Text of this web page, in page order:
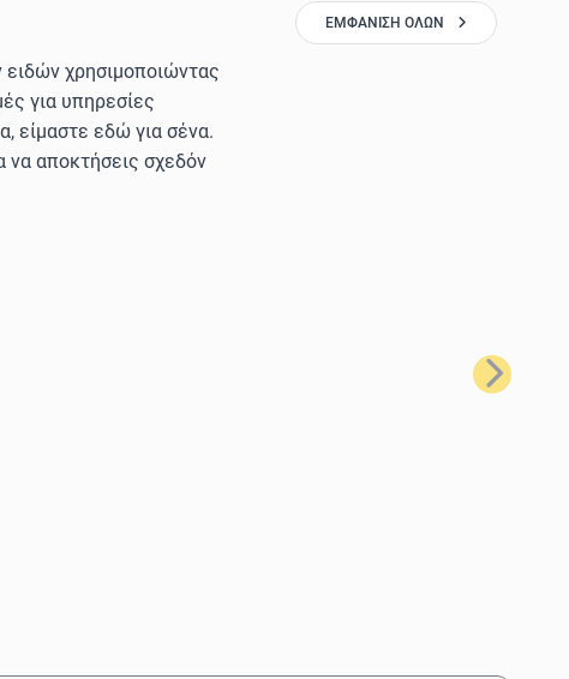
χρησιμοποιώντας
για υπηρεσίες
είμαστε εδώ για σένα.
να αποκτήσεις σχεδόν
ΕΜΦΆΝΙΣΗ ΌΛΩΝ
Επόμενο